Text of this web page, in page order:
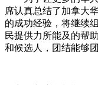
席认真总结了加拿大
的成功经验，将继续
民提供力所能及的帮
和候选人，团结能够